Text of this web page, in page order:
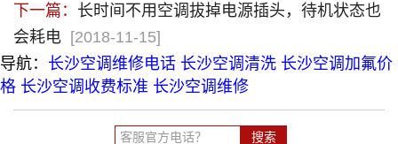
下一篇： 长时间不用空调拔掉电源插头，待机状态也
会耗电 [2018-11-15]
导航： 长沙空调维修电话 长沙空调清洗 长沙空调加氟价
格 长沙空调收费标准 长沙空调维修